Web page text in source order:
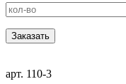
Заказать
арт. 110-3